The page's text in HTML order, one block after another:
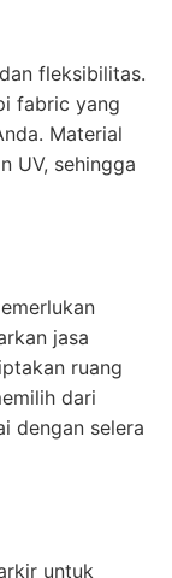
fleksibilitas.
fabric yang
Material
UV, sehingga
jasa
ruang
dari
dengan selera
untuk